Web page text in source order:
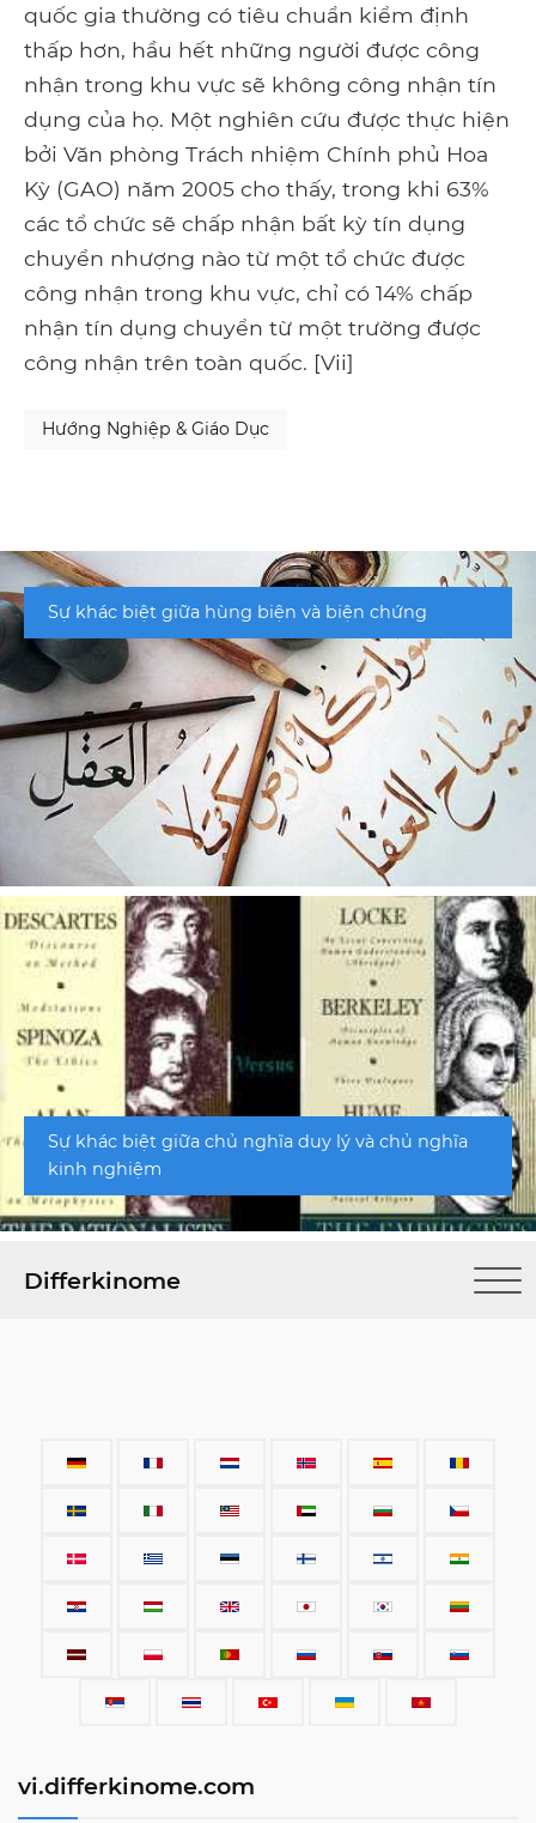
quốc gia thường có tiêu chuẩn kiểm định
thấp hơn, hầu hết những người được công
nhận trong khu vực sẽ không công nhận tín
dụng của họ. Một nghiên cứu được thực hiện
bởi Văn phòng Trách nhiệm Chính phủ Hoa
Kỳ (GAO) năm 2005 cho thấy, trong khi 63%
các tổ chức sẽ chấp nhận bất kỳ tín dụng
chuyển nhượng nào từ một tổ chức được
công nhận trong khu vực, chỉ có 14% chấp
nhận tín dụng chuyển từ một trường được
công nhận trên toàn quốc. [Vii]
Hướng Nghiệp & Giáo Dục
Sự khác biệt giữa hùng biện và biện chứng
Sự khác biệt giữa chủ nghĩa duy lý và chủ nghĩa
kinh nghiệm
Differkinome
vi.differkinome.com